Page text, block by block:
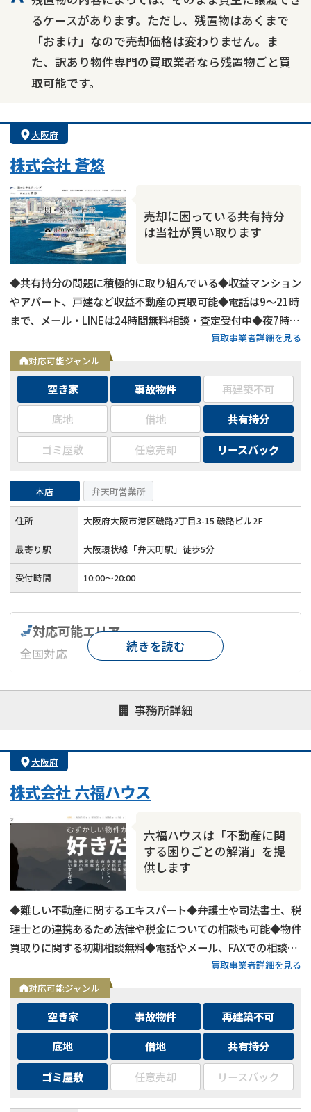
るケースがあります。ただし、残置物はあくまで
「おまけ」なので売却価格は変わりません。ま
た、訳あり物件専門の買取業者なら残置物ごと買
取可能です。
大阪府
株式会社 蒼悠
売却に困っている共有持分
は当社が買い取ります
◆共有持分の問題に積極的に取り組んでいる◆収益マンション
やアパート、戸建など収益不動産の買取可能◆電話は9～21時
まで、メール・LINEは24時間無料相談・査定受付中◆夜7時以
買取事業者詳細を見る
対応可能ジャンル
空き家 事故物件
再建築不可
底地
借地
共有持分
ゴミ屋敷
任意売却 リースバック
本店 弁天町営業所
住所 大阪府大阪市港区磯路2丁目3-15 磯路ビル2F
最寄り駅 大阪環状線「弁天町駅」徒歩5分
受付時間 10:00～20:00
事務所詳細
対応可能エリア
全国対応
対応が親身 オンライン面談可能
レスポンスが早い
1億円以上の買取可
続きを読む
大阪府
株式会社 六福ハウス
六福ハウスは「不動産に関
する困りごとの解消」を提
供します
◆難しい不動産に関するエキスパート◆弁護士や司法書士、税
理士との連携あるため法律や税金についての相談も可能◆物件
買取りに関する初期相談無料◆電話やメール、FAXでの相談可
買取事業者詳細を見る
対応可能ジャンル
空き家 事故物件
再建築不可
底地
借地
共有持分
ゴミ屋敷
任意売却 リースバック